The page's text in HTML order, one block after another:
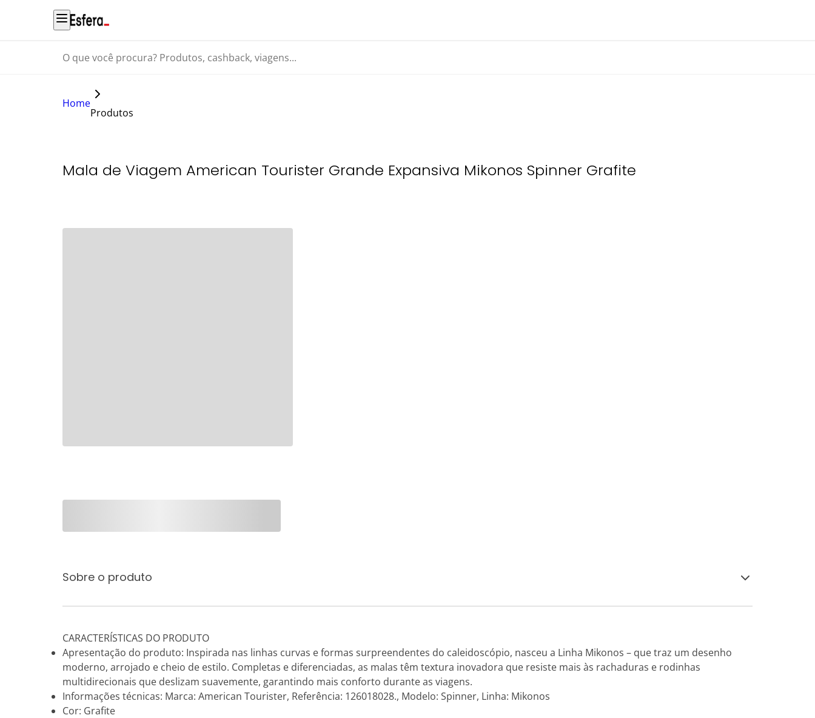
O que você procura? Produtos, cashback, viagens...
Home
Produtos
Mala de Viagem American Tourister Grande Expansiva Mikonos Spinner Grafite
Sobre o produto
CARACTERÍSTICAS DO PRODUTO
Apresentação do produto: Inspirada nas linhas curvas e formas surpreendentes do caleidoscópio, nasceu a Linha Mikonos – que traz um desenho
moderno, arrojado e cheio de estilo. Completas e diferenciadas, as malas têm textura inovadora que resiste mais às rachaduras e rodinhas
multidirecionais que deslizam suavemente, garantindo mais conforto durante as viagens.
Informações técnicas: Marca: American Tourister, Referência: 126018028., Modelo: Spinner, Linha: Mikonos
Cor: Grafite